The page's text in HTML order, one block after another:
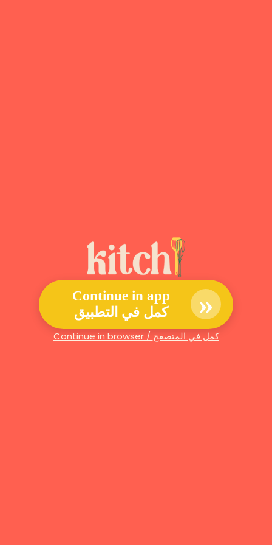
Continue in app
كمل في التطبيق
»
Continue in browser / كمل في المتصفح